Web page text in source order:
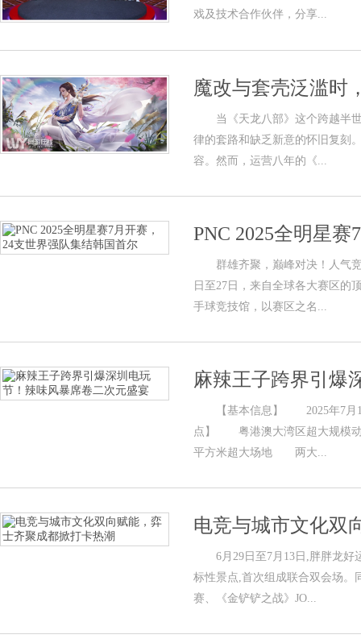
戏及技术合作伙伴，分享...
魔改与套壳泛滥时
当《天龙八部》这个跨越半世
律的套路和缺乏新意的怀旧复刻
容。然而，运营八年的《...
PNC 2025全明星
群雄齐聚，巅峰对决！人气竞
日至27日，来自全球各大赛区
手球竞技馆，以赛区之名...
麻辣王子跨界引爆
【基本信息】 2025年7月
点】 粤港澳大湾区超大规模
平方米超大场地 两大...
电竞与城市文化双
6月29日至7月13日,胖胖龙好
标性景点,首次组成联合双会场。
赛、《金铲铲之战》JO...